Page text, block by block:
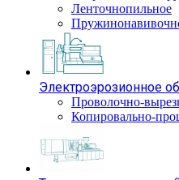
Ленточнопильное
Электроэрозионное
Проволочно-
Копировально-